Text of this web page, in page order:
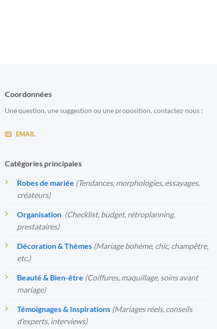
Coordonnées
Une question, une suggestion ou une proposition, contactez-nous :
EMAIL
Catégories principales
Robes de mariée (Tendances, morphologies, essayages,
créateurs)
Organisation️ (Checklist, budget, rétroplanning,
prestataires)
Décoration & Thèmes (Mariage bohème, chic, champêtre,
etc.)
Beauté & Bien-être (Coiffures, maquillage, soins avant
mariage)
Témoignages & Inspirations (Mariages réels, conseils
d’experts, interviews)